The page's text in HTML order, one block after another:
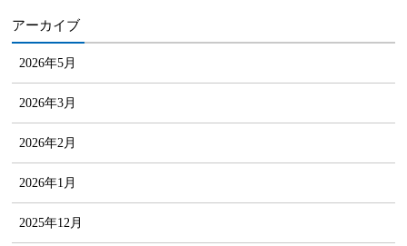
アーカイブ
2026年5月
2026年3月
2026年2月
2026年1月
2025年12月